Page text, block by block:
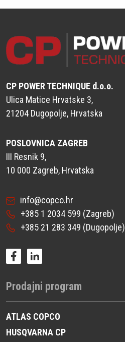
CP POWER TECHNIQUE d.o.o.
Ulica Matice Hrvatske 3,
21204 Dugopolje, Hrvatska
POSLOVNICA ZAGREB
III Resnik 9,
10 000 Zagreb, Hrvatska
info@copco.hr
+385 1 2034 599 (Zagreb)
+385 21 283 349 (Dugopolje)
Prodajni program
ATLAS COPCO
HUSQVARNA CP